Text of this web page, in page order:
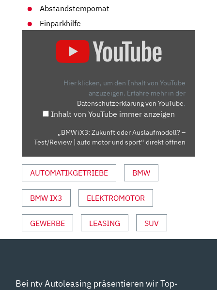
Abstandstempomat
Einparkhilfe
AUSLAUFMODELL?
MOTOR
SPORT“
VON
ANZEIGEN
Hier klicken, um den Inhalt von YouTube
anzuzeigen. Erfahre mehr in der
Datenschutzerklärung von YouTube.
Inhalt von YouTube immer anzeigen
„BMW iX3: Zukunft oder Auslaufmodell? –
Test/Review | auto motor und sport“ direkt öffnen
AUTOMATIKGETRIEBE BMW
BMW IX3 ELEKTROMOTOR
GEWERBE LEASING SUV
Bei ntv Autoleasing präsentieren wir Top-